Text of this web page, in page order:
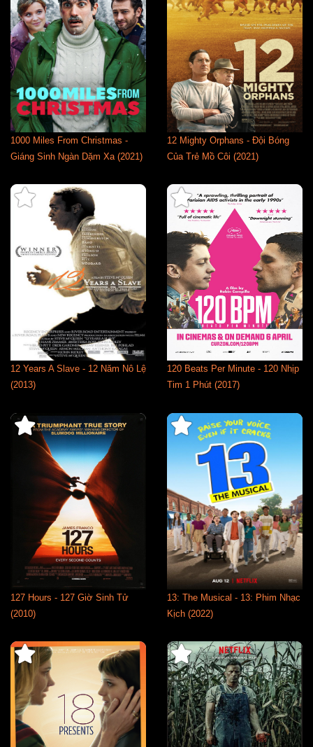
1000 Miles From Christmas -
Giáng Sinh Ngàn Dặm Xa (2021)
12 Mighty Orphans - Đội Bóng
Của Trẻ Mồ Côi (2021)
12 Years A Slave - 12 Năm Nô Lệ
(2013)
120 Beats Per Minute - 120 Nhịp
Tim 1 Phút (2017)
127 Hours - 127 Giờ Sinh Tử
(2010)
13: The Musical - 13: Phim Nhạc
Kịch (2022)